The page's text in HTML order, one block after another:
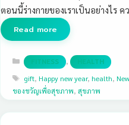
ตอนนี้ร่างกายของเราเป็นอย่างไร
Read more
Categories
FITNESS , HEALTH
Tags
gift, Happy new year, health,
ของชวัญเพื่อสุขภาพ, สุขภาพ